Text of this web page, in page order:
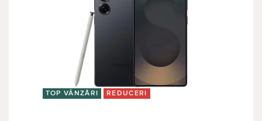
TOP VÂNZĂRI REDUCERI